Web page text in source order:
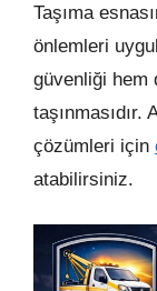
Taşıma
önlemleri
güvenliği hem
taşınmasıdır.
çözümleri için
atabilirsiniz.